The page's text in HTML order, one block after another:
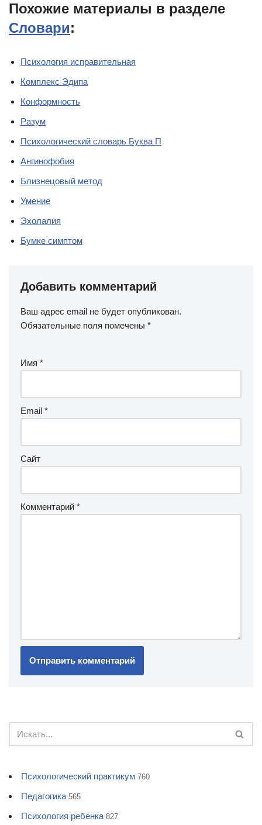
Похожие материалы в разделе
Словари:
Психология исправительная
Комплекс Эдипа
Конформность
Разум
Психологический словарь Буква П
Ангинофобия
Близнецовый метод
Умение
Эхолалия
Бумке симптом
Добавить комментарий
Ваш адрес email не будет опубликован.
Обязательные поля помечены *
Имя *
Email *
Сайт
Комментарий *
Психологический практикум 760
Педагогика 565
Психология ребенка 827